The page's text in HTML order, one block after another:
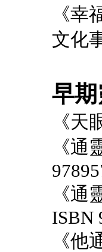
《
文化
早
《
《
《
ISBN
《